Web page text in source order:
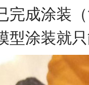
完成涂装
型涂装就